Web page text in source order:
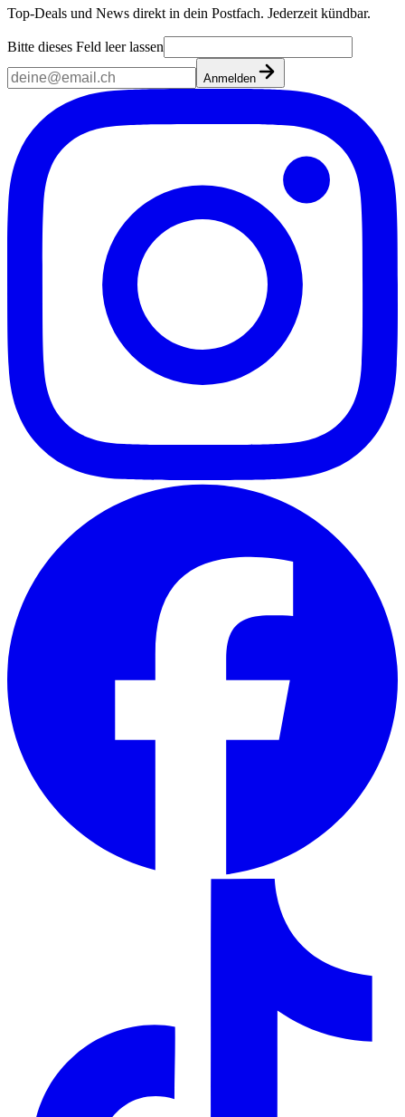
Top-Deals und News direkt in dein Postfach. Jederzeit kündbar.
Bitte dieses Feld leer lassen
Anmelden